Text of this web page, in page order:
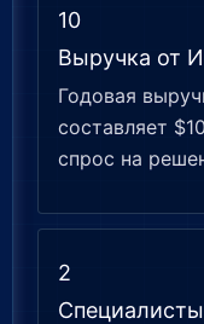
10
Выручка от
Годовая
составляет
спрос на
2